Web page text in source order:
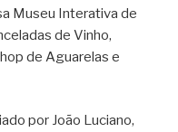
Museu Interativa de
de Vinho,
de Aguarelas e
por João Luciano,